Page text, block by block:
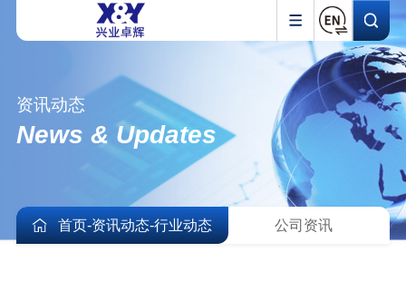
资讯动态
News & Updates
首页-资讯动态-行业动态 公司资讯